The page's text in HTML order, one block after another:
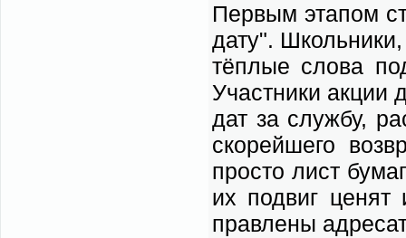
Пер­вым эта­пом
да­ту".
тёп­лые сло­ва
Участ­ни­ки
дат за служ­бу,
ско­рей­ше­го
про­сто лист
их по­двиг
прав­ле­ны